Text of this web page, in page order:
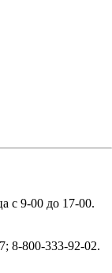
с 9-00 до 17-00.
8-800-333-92-02.